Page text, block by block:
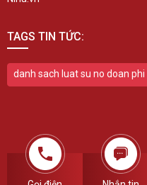
TAGS TIN TỨC:
danh sach luat su no doan phi